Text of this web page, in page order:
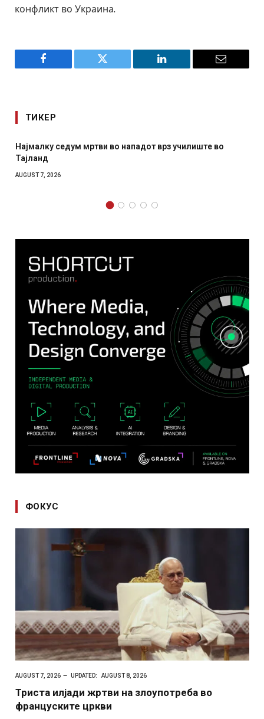
конфликт во Украина.
Facebook Twitter LinkedIn Email
ТИКЕР
Најмалку седум мртви во нападот врз училиште во
Тајланд
AUGUST 7, 2026
ФОКУС
AUGUST 7, 2026 UPDATED: AUGUST 8, 2026
Триста илјади жртви на злоупотреба во
француските цркви